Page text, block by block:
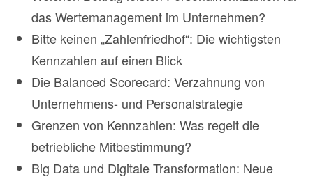
das Wertemanagement im Unternehmen?
Bitte keinen „Zahlenfriedhof“: Die wichtigsten
Kennzahlen auf einen Blick
Die Balanced Scorecard: Verzahnung von
Unternehmens- und Personalstrategie
Grenzen von Kennzahlen: Was regelt die
betriebliche Mitbestimmung?
Big Data und Digitale Transformation: Neue